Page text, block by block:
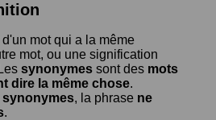
mot qui a la même
mot, ou une signification
synonymes sont des mots
dire la même chose.
synonymes, la phrase ne
.